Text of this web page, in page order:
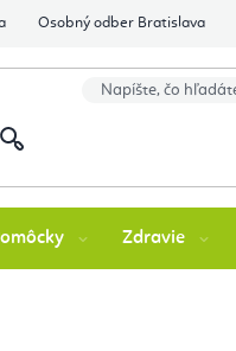
Osobný odber Bratislava
Zdravie